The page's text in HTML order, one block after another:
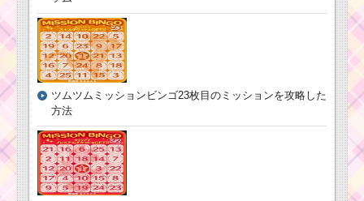
ツムツムミッションビンゴ23枚目のミッションを攻略した
方法